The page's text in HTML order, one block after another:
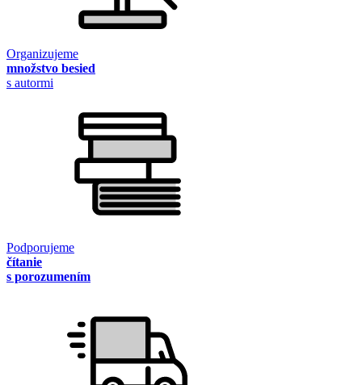
Organizujeme
množstvo besied
s autormi
Podporujeme
čítanie
s porozumením